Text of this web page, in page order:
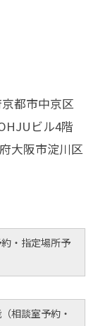
都市中京区
ビル4階
大阪市淀川区
・指定場所予
相談室予約・